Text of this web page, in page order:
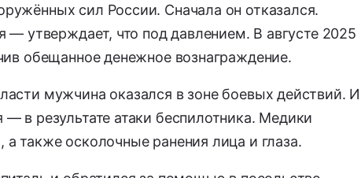
сил России. Сначала он отказался.
— утверждает, что под давлением. В августе 2025
обещанное денежное вознаграждение.
мужчина оказался в зоне боевых действий. И
в результате атаки беспилотника. Медики
также осколочные ранения лица и глаза.